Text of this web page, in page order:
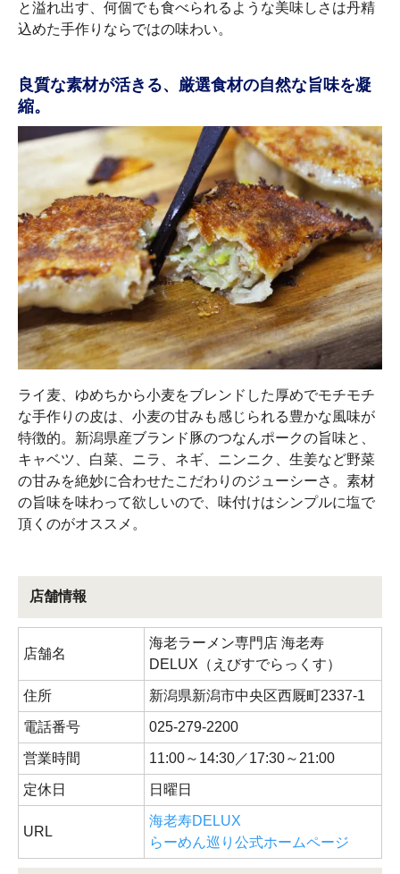
と溢れ出す、何個でも食べられるような美味しさは丹精
込めた手作りならではの味わい。
良質な素材が活きる、厳選食材の自然な旨味を凝
縮。
ライ麦、ゆめちから小麦をブレンドした厚めでモチモチ
な手作りの皮は、小麦の甘みも感じられる豊かな風味が
特徴的。新潟県産ブランド豚のつなんポークの旨味と、
キャベツ、白菜、ニラ、ネギ、ニンニク、生姜など野菜
の甘みを絶妙に合わせたこだわりのジューシーさ。素材
の旨味を味わって欲しいので、味付けはシンプルに塩で
頂くのがオススメ。
店舗情報
店舗名
海老ラーメン専門店 海老寿
DELUX（えびすでらっくす）
住所 新潟県新潟市中央区西厩町2337-1
電話番号 025-279-2200
営業時間 11:00～14:30／17:30～21:00
定休日 日曜日
URL
海老寿DELUX
らーめん巡り公式ホームページ